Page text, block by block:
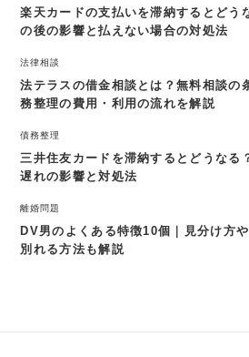
楽天カードの支払いを滞納するとどう
の後の影響と払えない場合の対処法
法律相談
法テラスの借金相談とは？無料相談の
務整理の費用・利用の流れを解説
債務整理
三井住友カードを滞納するとどうなる
遅れの影響と対処法
離婚問題
DV男のよくある特徴10個｜見分け方
別れる方法も解説